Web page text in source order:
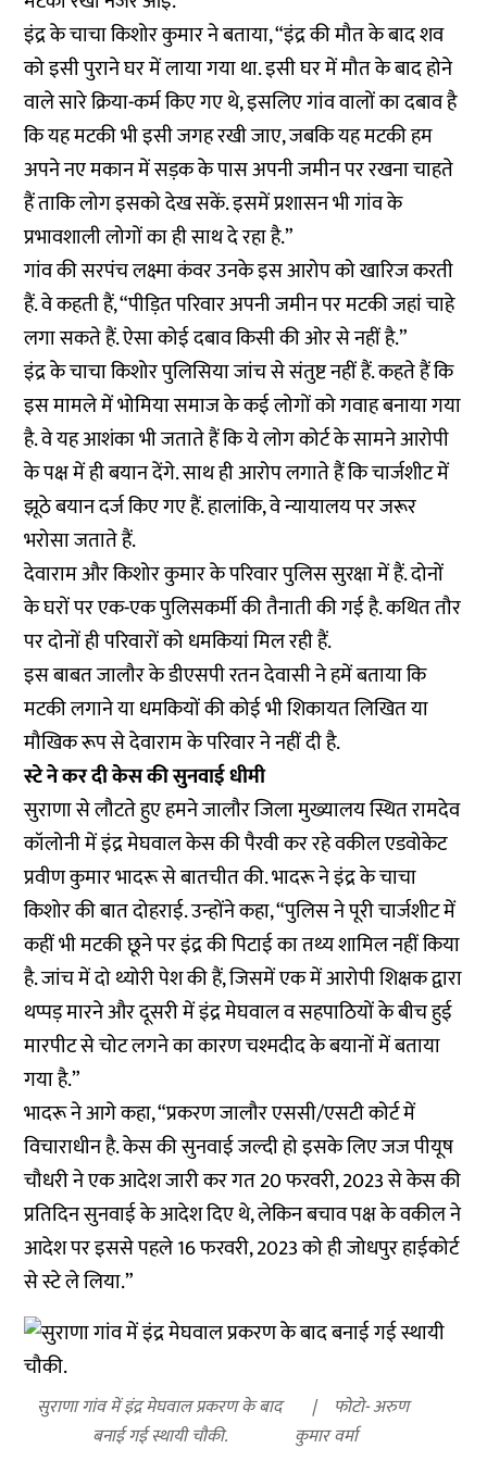
इंद्र के चाचा किशोर कुमार ने बताया, “इंद्र की मौत के बाद शव
को इसी पुराने घर में लाया गया था. इसी घर में मौत के बाद होने
वाले सारे क्रिया-कर्म किए गए थे, इसलिए गांव वालों का दबाव है
कि यह मटकी भी इसी जगह रखी जाए, जबकि यह मटकी हम
अपने नए मकान में सड़क के पास अपनी जमीन पर रखना चाहते
हैं ताकि लोग इसको देख सकें. इसमें प्रशासन भी गांव के
प्रभावशाली लोगों का ही साथ दे रहा है.”
गांव की सरपंच लक्ष्मा कंवर उनके इस आरोप को खारिज करती
हैं. वे कहती हैं, “पीड़ित परिवार अपनी जमीन पर मटकी जहां चाहे
लगा सकते हैं. ऐसा कोई दबाव किसी की ओर से नहीं है.”
इंद्र के चाचा किशोर पुलिसिया जांच से संतुष्ट नहीं हैं. कहते हैं कि
इस मामले में भोमिया समाज के कई लोगों को गवाह बनाया गया
है. वे यह आशंका भी जताते हैं कि ये लोग कोर्ट के सामने आरोपी
के पक्ष में ही बयान देंगे. साथ ही आरोप लगाते हैं कि चार्जशीट में
झूठे बयान दर्ज किए गए हैं. हालांकि, वे न्यायालय पर जरूर
भरोसा जताते हैं.
देवाराम और किशोर कुमार के परिवार पुलिस सुरक्षा में हैं. दोनों
के घरों पर एक-एक पुलिसकर्मी की तैनाती की गई है. कथित तौर
पर दोनों ही परिवारों को धमकियां मिल रही हैं.
इस बाबत जालौर के डीएसपी रतन देवासी ने हमें बताया कि
मटकी लगाने या धमकियों की कोई भी शिकायत लिखित या
मौखिक रूप से देवाराम के परिवार ने नहीं दी है.
स्टे ने कर दी केस की सुनवाई धीमी
सुराणा से लौटते हुए हमने जालौर जिला मुख्यालय स्थित रामदेव
कॉलोनी में इंद्र मेघवाल केस की पैरवी कर रहे वकील एडवोकेट
प्रवीण कुमार भादरू से बातचीत की. भादरू ने इंद्र के चाचा
किशोर की बात दोहराई. उन्होंने कहा, “पुलिस ने पूरी चार्जशीट में
कहीं भी मटकी छूने पर इंद्र की पिटाई का तथ्य शामिल नहीं किया
है. जांच में दो थ्योरी पेश की हैं, जिसमें एक में आरोपी शिक्षक द्वारा
थप्पड़ मारने और दूसरी में इंद्र मेघवाल व सहपाठियों के बीच हुई
मारपीट से चोट लगने का कारण चश्मदीद के बयानों में बताया
गया है.”
भादरू ने आगे कहा, “प्रकरण जालौर एससी/एसटी कोर्ट में
विचाराधीन है. केस की सुनवाई जल्दी हो इसके लिए जज पीयूष
चौधरी ने एक आदेश जारी कर गत 20 फरवरी, 2023 से केस की
प्रतिदिन सुनवाई के आदेश दिए थे, लेकिन बचाव पक्ष के वकील ने
आदेश पर इससे पहले 16 फरवरी, 2023 को ही जोधपुर हाईकोर्ट
से स्टे ले लिया.”
सुराणा गांव में इंद्र मेघवाल प्रकरण के बाद
बनाई गई स्थायी चौकी.
फोटो- अरुण
कुमार वर्मा